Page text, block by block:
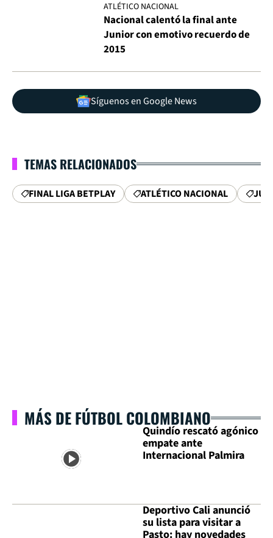
ATLÉTICO NACIONAL
Nacional calentó la final ante
Junior con emotivo recuerdo de
2015
Síguenos en Google News
TEMAS RELACIONADOS
FINAL LIGA BETPLAY ATLÉTICO NACIONAL
MÁS DE FÚTBOL COLOMBIANO
Quindío rescató agónico
empate ante
Internacional Palmira
Deportivo Cali anunció
su lista para visitar a
Pasto: hay novedades